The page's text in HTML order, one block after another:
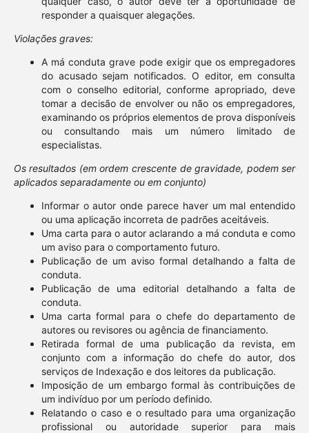
responder a quaisquer alegações.
Violações graves:
A má conduta grave pode exigir que os empregadores
do acusado sejam notificados. O editor, em consulta
com o conselho editorial, conforme apropriado, deve
tomar a decisão de envolver ou não os empregadores,
examinando os próprios elementos de prova disponíveis
ou consultando mais um número limitado de
especialistas.
Os resultados (em ordem crescente de gravidade, podem ser
aplicados separadamente ou em conjunto)
Informar o autor onde parece haver um mal entendido
ou uma aplicação incorreta de padrões aceitáveis.
Uma carta para o autor aclarando a má conduta e como
um aviso para o comportamento futuro.
Publicação de um aviso formal detalhando a falta de
conduta.
Publicação de uma editorial detalhando a falta de
conduta.
Uma carta formal para o chefe do departamento de
autores ou revisores ou agência de financiamento.
Retirada formal de uma publicação da revista, em
conjunto com a informação do chefe do autor, dos
serviços de Indexação e dos leitores da publicação.
Imposição de um embargo formal às contribuições de
um indivíduo por um período definido.
Relatando o caso e o resultado para uma organização
profissional ou autoridade superior para mais